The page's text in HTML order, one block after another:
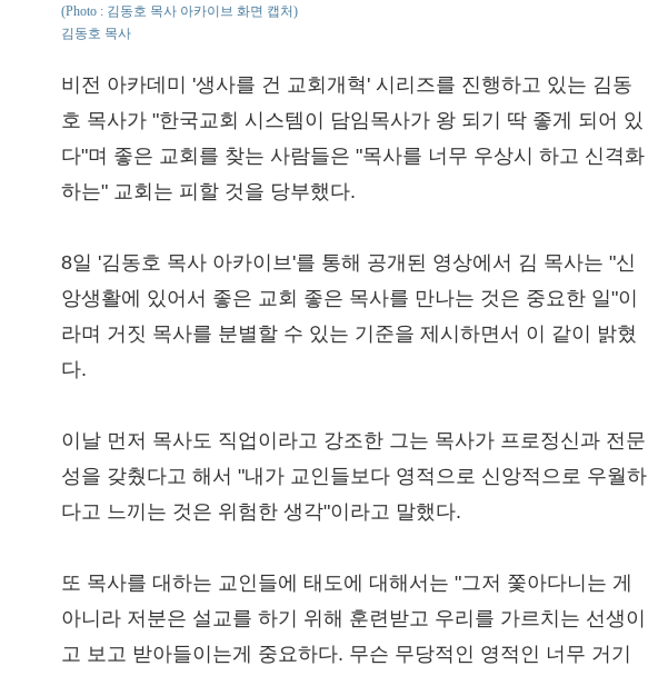
(Photo : 김동호 목사 아카이브 화면 캡처)
김동호 목사
비전 아카데미 '생사를 건 교회개혁' 시리즈를 진행하고 있는 김동
호 목사가 "한국교회 시스템이 담임목사가 왕 되기 딱 좋게 되어 있
다"며 좋은 교회를 찾는 사람들은 "목사를 너무 우상시 하고 신격화
하는" 교회는 피할 것을 당부했다.
8일 '김동호 목사 아카이브'를 통해 공개된 영상에서 김 목사는 "신
앙생활에 있어서 좋은 교회 좋은 목사를 만나는 것은 중요한 일"이
라며 거짓 목사를 분별할 수 있는 기준을 제시하면서 이 같이 밝혔
다.
이날 먼저 목사도 직업이라고 강조한 그는 목사가 프로정신과 전문
성을 갖췄다고 해서 "내가 교인들보다 영적으로 신앙적으로 우월하
다고 느끼는 것은 위험한 생각"이라고 말했다.
또 목사를 대하는 교인들에 태도에 대해서는 "그저 쫓아다니는 게
아니라 저분은 설교를 하기 위해 훈련받고 우리를 가르치는 선생이
고 보고 받아들이는게 중요하다. 무슨 무당적인 영적인 너무 거기